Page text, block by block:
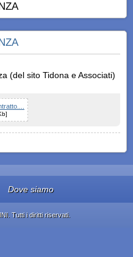
(del sito Tidona e Associati)
Dove siamo
Tutti i diritti riservati.